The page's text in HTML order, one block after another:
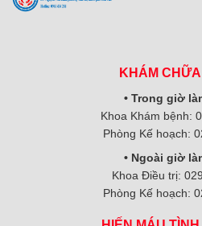
KHÁM
• Trong giờ
Khoa Khám bệnh:
Phòng Kế hoạch:
• Ngoài giờ
Khoa Điều trị:
Phòng Kế hoạch: